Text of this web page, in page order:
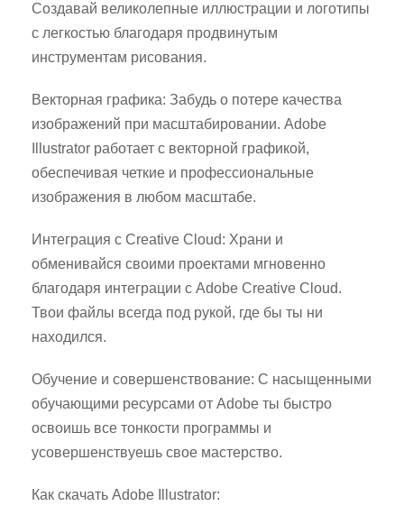
Создавай великолепные иллюстрации и логотипы
с легкостью благодаря продвинутым
инструментам рисования.
Векторная графика: Забудь о потере качества
изображений при масштабировании. Adobe
Illustrator работает с векторной графикой,
обеспечивая четкие и профессиональные
изображения в любом масштабе.
Интеграция с Creative Cloud: Храни и
обменивайся своими проектами мгновенно
благодаря интеграции с Adobe Creative Cloud.
Твои файлы всегда под рукой, где бы ты ни
находился.
Обучение и совершенствование: С насыщенными
обучающими ресурсами от Adobe ты быстро
освоишь все тонкости программы и
усовершенствуешь свое мастерство.
Как скачать Adobe Illustrator: